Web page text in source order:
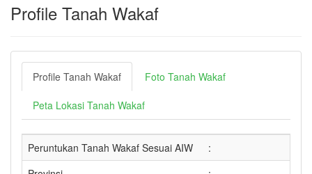
Profile Tanah Wakaf
Profile Tanah Wakaf Foto Tanah Wakaf
Peta Lokasi Tanah Wakaf
Peruntukan Tanah Wakaf Sesuai AIW
: